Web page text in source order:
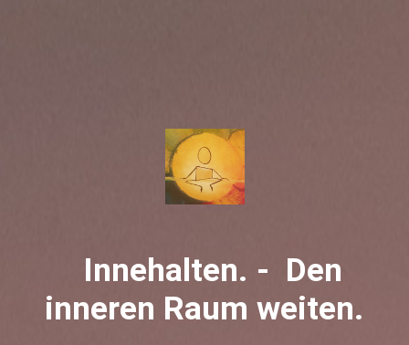
Innehalten. - Den
inneren Raum weiten.